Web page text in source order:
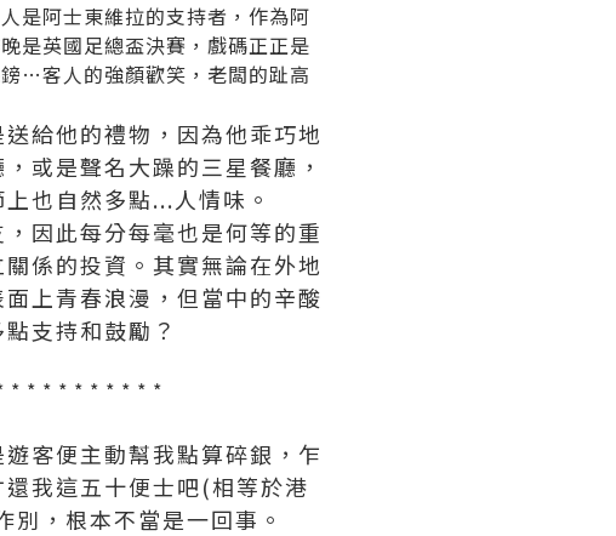
是阿士東維拉的支持者，作為阿
是英國足總盃決賽，戲碼正正是
…客人的強顏歡笑，老闆的趾高
給他的禮物，因為他乖巧地
或是聲名大躁的三星餐廳，
也自然多點...人情味。
因此每分每毫也是何等的重
係的投資。其實無論在外地
上青春浪漫，但當中的辛酸
支持和鼓勵？
* * * * * * * * * *
客便主動幫我點算碎銀，乍
我這五十便士吧(相等於港
，根本不當是一回事。